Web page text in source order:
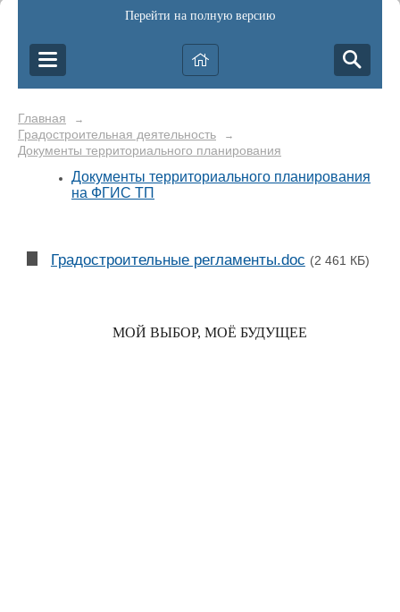
Перейти на полную версию
Главная →
Градостроительная деятельность →
Документы территориального планирования
Документы территориального планирования
на ФГИС ТП
Градостроительные регламенты.doc (2 461 КБ)
МОЙ ВЫБОР, МОЁ БУДУЩЕЕ